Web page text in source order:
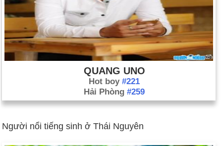
QUANG UNO
Hot boy #221
Hải Phòng #259
Người nổi tiếng sinh ở Thái Nguyên